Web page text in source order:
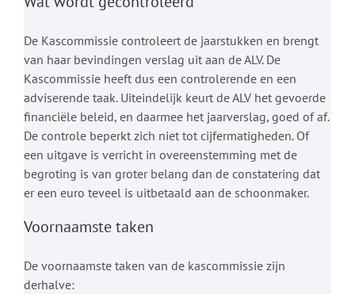
De Kascommissie controleert de jaarstukken en brengt
van haar bevindingen verslag uit aan de ALV. De
Kascommissie heeft dus een controlerende en een
adviserende taak. Uiteindelijk keurt de ALV het gevoerde
financiële beleid, en daarmee het jaarverslag, goed of af.
De controle beperkt zich niet tot cijfermatigheden. Of
een uitgave is verricht in overeenstemming met de
begroting is van groter belang dan de constatering dat
er een euro teveel is uitbetaald aan de schoonmaker.
Voornaamste taken
De voornaamste taken van de kascommissie zijn
derhalve: